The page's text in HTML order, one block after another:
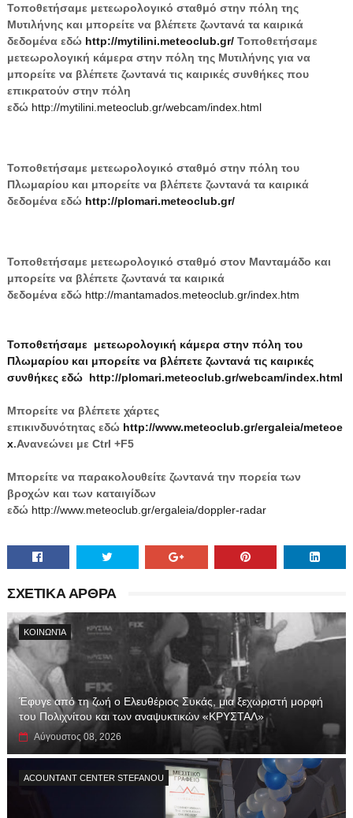
Τοποθετήσαμε μετεωρολογικό σταθμό στην πόλη της
Μυτιλήνης και μπορείτε να βλέπετε ζωντανά τα καιρικά
δεδομένα εδώ http://mytilini.meteoclub.gr/ Τοποθετήσαμε
μετεωρολογική κάμερα στην πόλη της Μυτιλήνης για να
μπορείτε να βλέπετε ζωντανά τις καιρικές συνθήκες που
επικρατούν στην πόλη
εδώ http://mytilini.meteoclub.gr/webcam/index.html
Τοποθετήσαμε μετεωρολογικό σταθμό στην πόλη του
Πλωμαρίου και μπορείτε να βλέπετε ζωντανά τα καιρικά
δεδομένα εδώ http://plomari.meteoclub.gr/
Τοποθετήσαμε μετεωρολογικό σταθμό στον Μανταμάδο και
μπορείτε να βλέπετε ζωντανά τα καιρικά
δεδομένα εδώ http://mantamados.meteoclub.gr/index.htm
Τοποθετήσαμε μετεωρολογική κάμερα στην πόλη του
Πλωμαρίου και μπορείτε να βλέπετε ζωντανά τις καιρικές
συνθήκες εδώ http://plomari.meteoclub.gr/webcam/index.html
Μπορείτε να βλέπετε χάρτες
επικινδυνότητας εδώ http://www.meteoclub.gr/ergaleia/meteoe
x.Ανανεώνει με Ctrl +F5
Μπορείτε να παρακολουθείτε ζωντανά την πορεία των
βροχών και των καταιγίδων
εδώ http://www.meteoclub.gr/ergaleia/doppler-radar
ΣΧΕΤΙΚΑ ΑΡΘΡΑ
ΚΟΙΝΩΝΊΑ
Έφυγε από τη ζωή ο Ελευθέριος Συκάς, μια ξεχωριστή μορφή
του Πολιχνίτου και των αναψυκτικών «ΚΡΥΣΤΑΛ»
Αύγουστος 08, 2026
ACOUNTANT CENTER STEFANOU